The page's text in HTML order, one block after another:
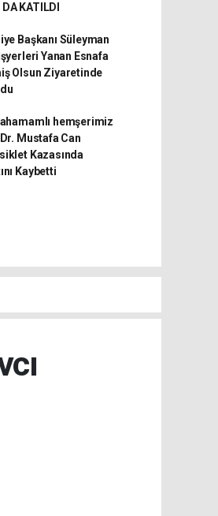
KATILDI
Başkanı Süleyman
Yanan Esnafa
Olsun Ziyaretinde
hemşerimiz
Mustafa Can
Kazasında
Kaybetti